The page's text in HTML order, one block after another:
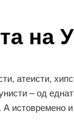
на
атеисти,
– од
А истовремено